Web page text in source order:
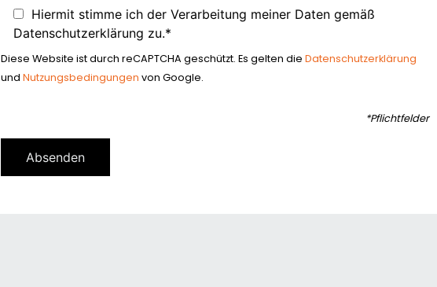
Hiermit stimme ich der Verarbeitung meiner Daten gemäß
Datenschutzerklärung zu.*
Diese Website ist durch reCAPTCHA geschützt. Es gelten die Datenschutzerklärung
und Nutzungsbedingungen von Google.
*Pflichtfelder